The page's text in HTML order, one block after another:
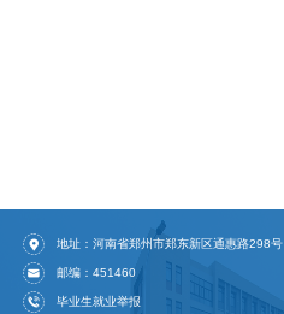
地址：河南省郑州市郑东新区通惠路298号
邮编：451460
毕业生就业举报